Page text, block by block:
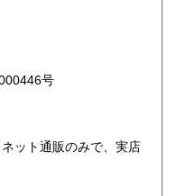
根県
号
ット通販のみで、実店